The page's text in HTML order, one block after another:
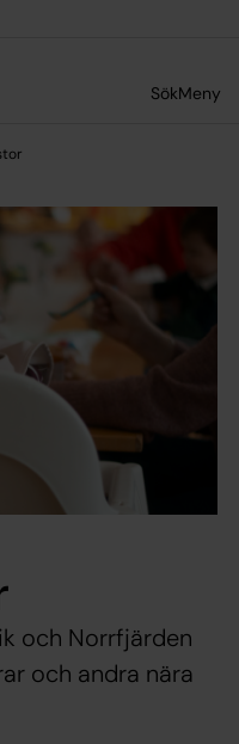
SökMeny
och Norrfjärden
och andra nära